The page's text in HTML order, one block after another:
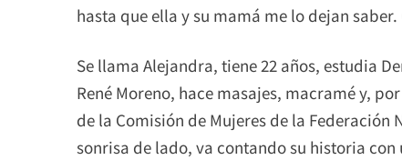
hasta que ella y su mamá me lo dejan
Se llama Alejandra, tiene 22 años, estudia
René Moreno, hace masajes, macramé y,
de la Comisión de Mujeres de la
sonrisa de lado, va contando su historia